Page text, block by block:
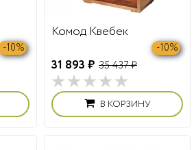
-10%
Комод Квебек
31 893 ₽ 35 437 ₽
-10%
В КОРЗИНУ